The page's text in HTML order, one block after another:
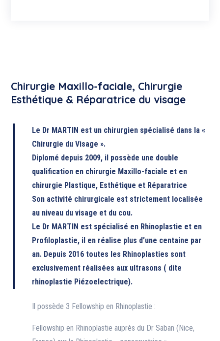
Chirurgie Maxillo-faciale, Chirurgie
Esthétique & Réparatrice du visage
Le Dr MARTIN est un chirurgien spécialisé dans la «
Chirurgie du Visage ».
Diplomé depuis 2009, il possède une double
qualification en chirurgie Maxillo-faciale et en
chirurgie Plastique, Esthétique et Réparatrice
Son activité chirurgicale est strictement localisée
au niveau du visage et du cou.
Le Dr MARTIN est spécialisé en Rhinoplastie et en
Profiloplastie, il en réalise plus d’une centaine par
an. Depuis 2016 toutes les Rhinoplasties sont
exclusivement réalisées aux ultrasons ( dite
rhinoplastie Piézoelectrique).
Il possède 3 Fellowship en Rhinoplastie :
Fellowship en Rhinoplastie auprès du Dr Saban (Nice,